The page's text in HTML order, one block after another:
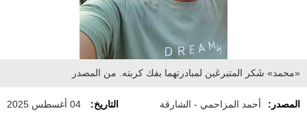
«محمد» شَكر المتبرعَين لمبادرتهما بفك كربته. من المصدر
المصدر: أحمد المزاحمي - الشارقة التاريخ: 04 أغسطس 2025